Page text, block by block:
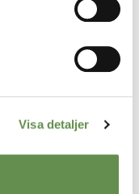
Visa detaljer